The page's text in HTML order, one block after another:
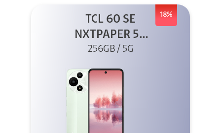
18%
TCL 60 SE
NXTPAPER 5G
256GB Verde
256GB / 5G